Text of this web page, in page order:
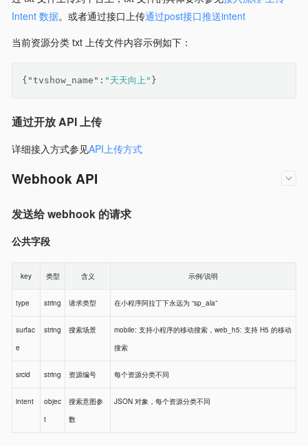
Intent 数据。或者通过接口上传通过post接口推送intent
当前资源分类 txt 上传文件内容示例如下：
{ "tvshow_name" : "天天向上" }
通过开放 API 上传
详细接入方式参见API上传方式
Webhook API
发送给 webhook 的请求
公共字段
key 类型 含义 示例/说明
type string 请求类型 在小程序阿拉丁下永远为 “sp_ala”
surfac
e
string 搜索场景
mobile: 支持小程序的移动搜索，web_h5: 支持 H5 的移动
搜索
srcid string 资源编号 每个资源分类不同
intent
objec
t
搜索意图参
数
JSON 对象，每个资源分类不同